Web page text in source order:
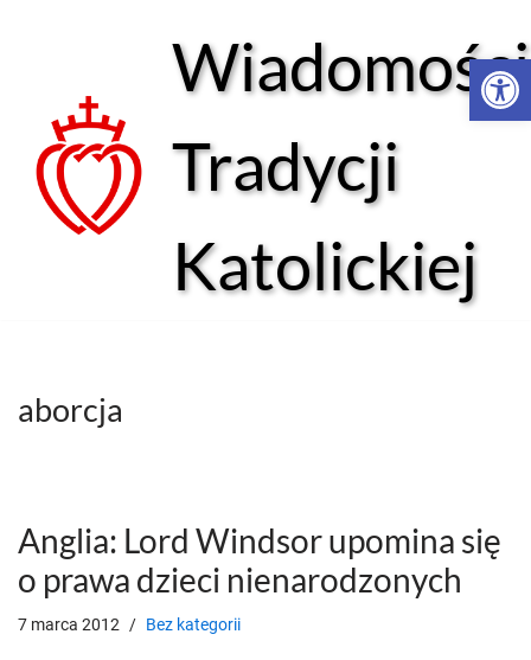
treści
Wiadomości
Tradycji
Katolickiej
aborcja
Anglia: Lord Windsor upomina się
o prawa dzieci nienarodzonych
7 marca 2012 Bez kategorii